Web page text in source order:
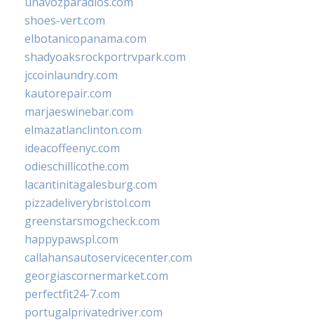
shoes-vert.com
elbotanicopanama.com
shadyoaksrockportrvpark.com
jccoinlaundry.com
kautorepair.com
marjaeswinebar.com
elmazatlanclinton.com
ideacoffeenyc.com
odieschillicothe.com
lacantinitagalesburg.com
pizzadeliverybristol.com
greenstarsmogcheck.com
happypawspl.com
callahansautoservicecenter.com
georgiascornermarket.com
perfectfit24-7.com
portugalprivatedriver.com